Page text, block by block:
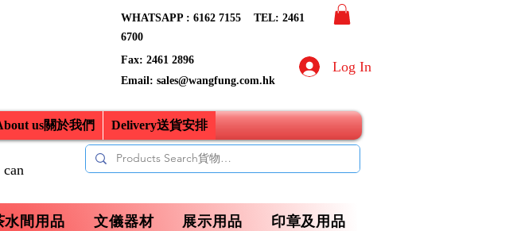
WHATSAPP : 6162 7155​ TEL: 2461
6700
Fax: 2461 2896
Email: sales@wangfung.com.hk
Log In
us關於我們 Delivery送貨安排
水間用品 文儀器材 展示用品 印章及用品